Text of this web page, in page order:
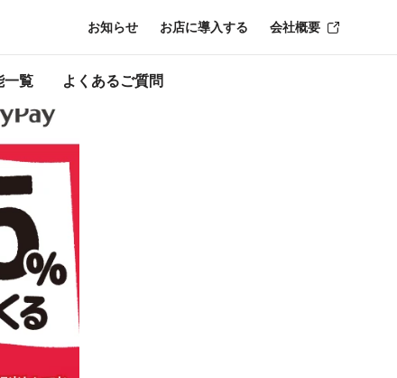
一覧 よくあるご質問
お知らせ お店に導入する 会社概要